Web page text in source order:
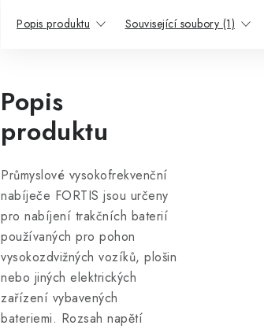
Popis produktu Související soubory (1)
Popis
produktu
Průmyslové vysokofrekvenční
nabíječe FORTIS jsou určeny
pro nabíjení trakčních baterií
používaných pro pohon
vysokozdvižných vozíků, plošin
nebo jiných elektrických
zařízení vybavených
bateriemi. Rozsah napětí